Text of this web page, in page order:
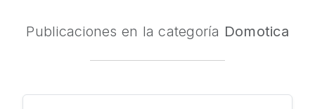
Publicaciones en la categoría Domotica